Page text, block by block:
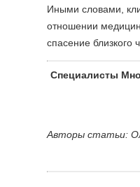
Иными словами,
отношении
спасение близкого
Специалисты
Авторы статьи: